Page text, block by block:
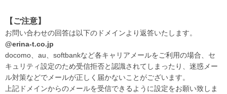
【ご注意】
お問い合わせの回答は以下のドメインより返答いたします。
@erina-t.co.jp
docomo、au、softbankなど各キャリアメールをご利用の場合、セ
キュリティ設定のため受信拒否と認識されてしまったり、迷惑メー
ル対策などでメールが正しく届かないことがございます。
上記ドメインからのメールを受信できるように設定をお願い致しま